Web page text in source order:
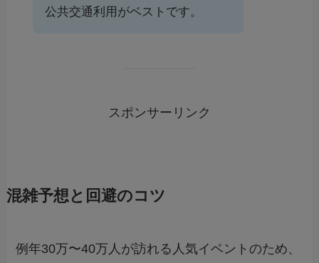
公共交通利用がベストです。
スポンサーリンク
混雑予想と回避のコツ
例年30万〜40万人が訪れる人気イベントのため、